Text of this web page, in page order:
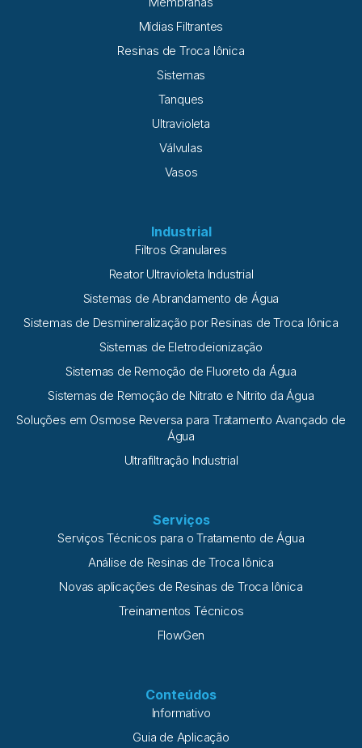
Mídias Filtrantes
Resinas de Troca Iônica
Sistemas
Tanques
Ultravioleta
Válvulas
Vasos
Industrial
Filtros Granulares
Reator Ultravioleta Industrial
Sistemas de Abrandamento de Água
Sistemas de Desmineralização por Resinas de Troca Iônica
Sistemas de Eletrodeionização
Sistemas de Remoção de Fluoreto da Água
Sistemas de Remoção de Nitrato e Nitrito da Água
Soluções em Osmose Reversa para Tratamento Avançado de
Água
Ultrafiltração Industrial
Serviços
Serviços Técnicos para o Tratamento de Água
Análise de Resinas de Troca Iônica
Novas aplicações de Resinas de Troca Iônica
Treinamentos Técnicos
FlowGen
Conteúdos
Informativo
Guia de Aplicação